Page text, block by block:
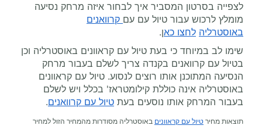
לצפייה בסרטון המסביר איך לבחור איזה מרחק נסיעה
מומלץ לרכוש עבור טיול עם עם קרוואנים
באוסטרליה לחצו כאן.
שימו לב במיוחד כי בעת טיול עם קראוונים באוסטרליה וכן
בטיול עם קרוואנים בקנדה צריך לשלם בעבור מרחק
הנסיעה המתוכנן אותו רוצים לנסוע. טיול עם קראוונים
באוסטרליה אינה כוללת קילומטראז' בכלל ויש לשלם
בעבור המרחק אותו נוסעים בעת טיול עם קרוואנים.
תוצאות מחיר טיול עם קראוונים באוסטרליה מסודרות מהמחיר הזול למחיר